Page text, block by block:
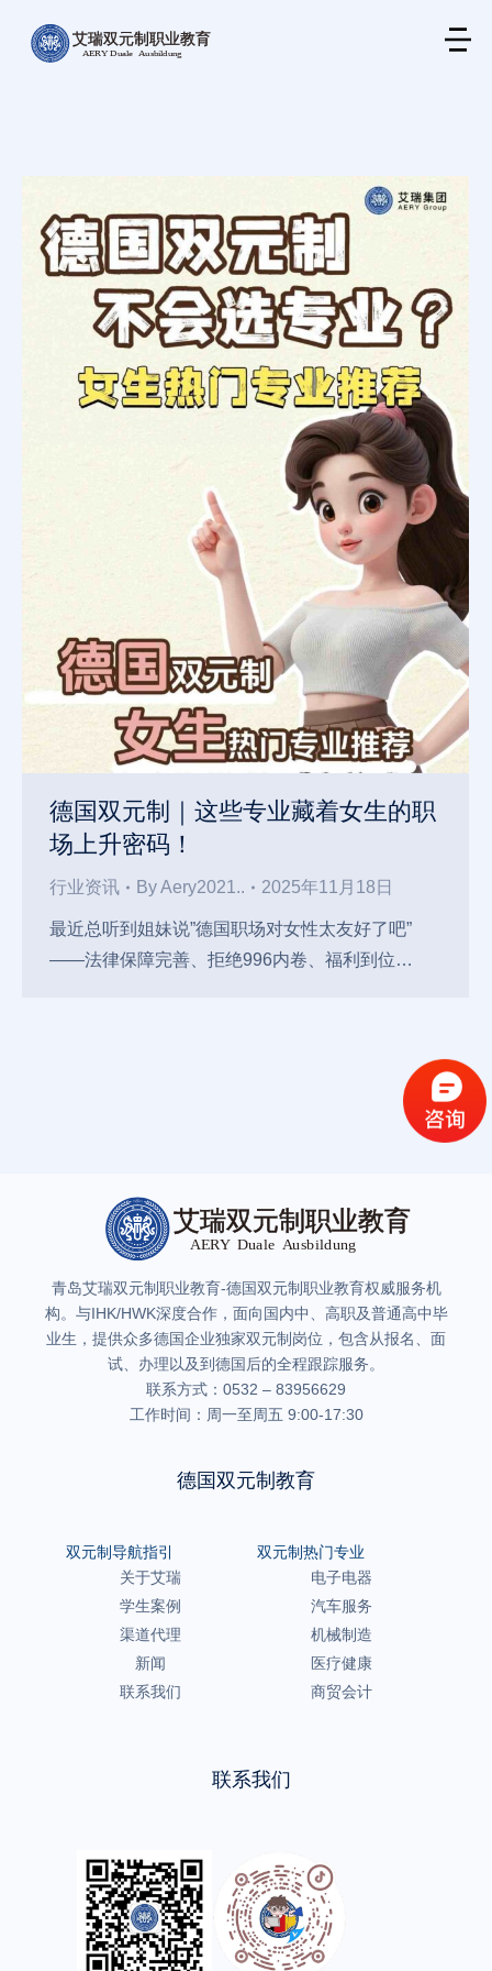
德国双元制｜这些专业藏着女生的职
场上升密码！
行业资讯 ByAery2021.. 2025年11月18日
最近总听到姐妹说”德国职场对女性太友好了吧”
——法律保障完善、拒绝996内卷、福利到位…
青岛艾瑞双元制职业教育-德国双元制职业教育权威服务机
构。与IHK/HWK深度合作，面向国内中、高职及普通高中毕
业生，提供众多德国企业独家双元制岗位，包含从报名、面
试、办理以及到德国后的全程跟踪服务。
联系方式：0532 – 83956629
工作时间：周一至周五 9:00-17:30
德国双元制教育
双元制导航指引
关于艾瑞
学生案例
渠道代理
新闻
联系我们
双元制热门专业
电子电器
汽车服务
机械制造
医疗健康
商贸会计
联系我们